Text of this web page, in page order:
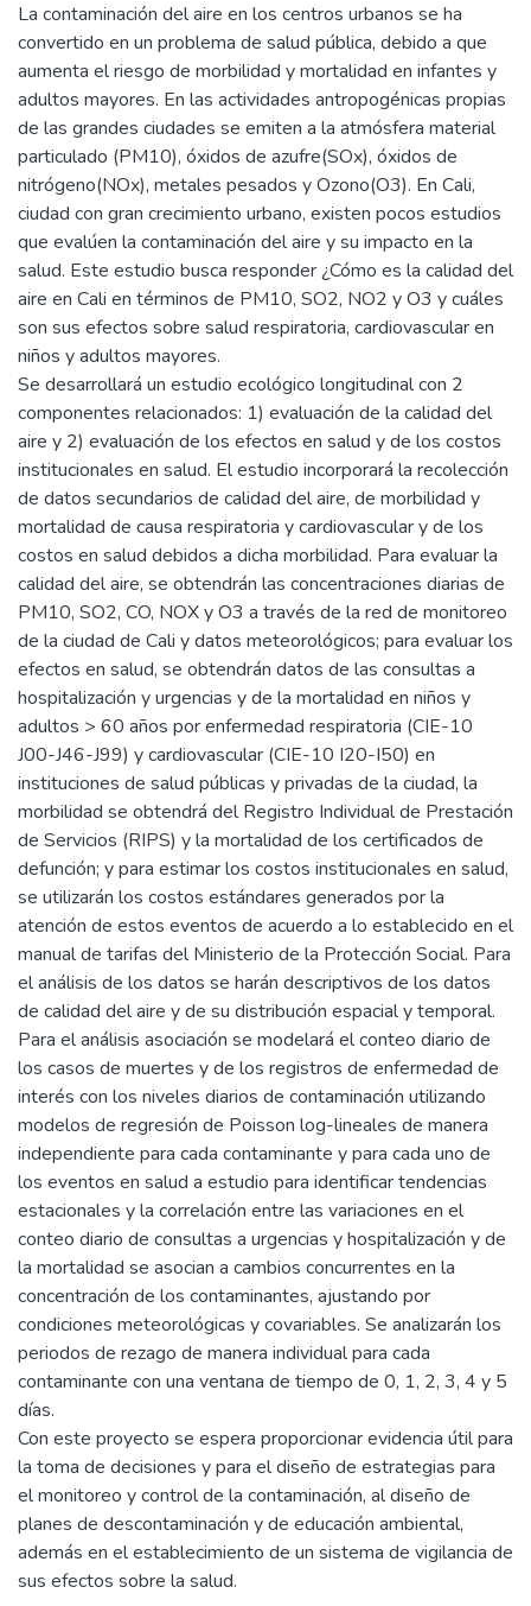
La contaminación del aire en los centros urbanos se ha
convertido en un problema de salud pública, debido a que
aumenta el riesgo de morbilidad y mortalidad en infantes y
adultos mayores. En las actividades antropogénicas propias
de las grandes ciudades se emiten a la atmósfera material
particulado (PM10), óxidos de azufre(SOx), óxidos de
nitrógeno(NOx), metales pesados y Ozono(O3). En Cali,
ciudad con gran crecimiento urbano, existen pocos estudios
que evalúen la contaminación del aire y su impacto en la
salud. Este estudio busca responder ¿Cómo es la calidad del
aire en Cali en términos de PM10, SO2, NO2 y O3 y cuáles
son sus efectos sobre salud respiratoria, cardiovascular en
niños y adultos mayores.
Se desarrollará un estudio ecológico longitudinal con 2
componentes relacionados: 1) evaluación de la calidad del
aire y 2) evaluación de los efectos en salud y de los costos
institucionales en salud. El estudio incorporará la recolección
de datos secundarios de calidad del aire, de morbilidad y
mortalidad de causa respiratoria y cardiovascular y de los
costos en salud debidos a dicha morbilidad. Para evaluar la
calidad del aire, se obtendrán las concentraciones diarias de
PM10, SO2, CO, NOX y O3 a través de la red de monitoreo
de la ciudad de Cali y datos meteorológicos; para evaluar los
efectos en salud, se obtendrán datos de las consultas a
hospitalización y urgencias y de la mortalidad en niños y
adultos > 60 años por enfermedad respiratoria (CIE-10
J00-J46-J99) y cardiovascular (CIE-10 I20-I50) en
instituciones de salud públicas y privadas de la ciudad, la
morbilidad se obtendrá del Registro Individual de Prestación
de Servicios (RIPS) y la mortalidad de los certificados de
defunción; y para estimar los costos institucionales en salud,
se utilizarán los costos estándares generados por la
atención de estos eventos de acuerdo a lo establecido en el
manual de tarifas del Ministerio de la Protección Social. Para
el análisis de los datos se harán descriptivos de los datos
de calidad del aire y de su distribución espacial y temporal.
Para el análisis asociación se modelará el conteo diario de
los casos de muertes y de los registros de enfermedad de
interés con los niveles diarios de contaminación utilizando
modelos de regresión de Poisson log-lineales de manera
independiente para cada contaminante y para cada uno de
los eventos en salud a estudio para identificar tendencias
estacionales y la correlación entre las variaciones en el
conteo diario de consultas a urgencias y hospitalización y de
la mortalidad se asocian a cambios concurrentes en la
concentración de los contaminantes, ajustando por
condiciones meteorológicas y covariables. Se analizarán los
periodos de rezago de manera individual para cada
contaminante con una ventana de tiempo de 0, 1, 2, 3, 4 y 5
días.
Con este proyecto se espera proporcionar evidencia útil para
la toma de decisiones y para el diseño de estrategias para
el monitoreo y control de la contaminación, al diseño de
planes de descontaminación y de educación ambiental,
además en el establecimiento de un sistema de vigilancia de
sus efectos sobre la salud.